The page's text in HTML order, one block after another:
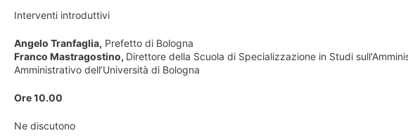
Interventi introduttivi
Angelo Tranfaglia, Prefetto di Bologna
Franco Mastragostino, Direttore della Scuola di Specializzazione in Studi
Amministrativo dell’Università di Bologna
Ore 10.00
Ne discutono